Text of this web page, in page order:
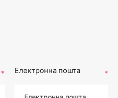
* Електронна пошта *